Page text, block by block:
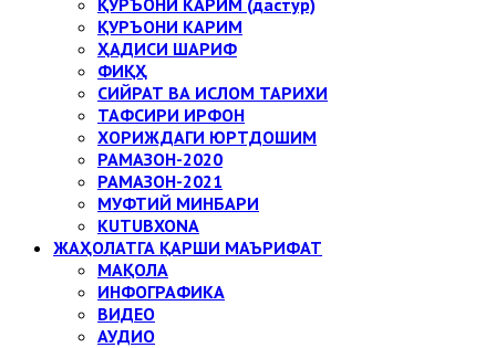
ҚУРЪОНИ КАРИМ (дастур)
ҚУРЪОНИ КАРИМ
ҲАДИСИ ШАРИФ
ФИҚҲ
СИЙРАТ ВА ИСЛОМ ТАРИХИ
ТАФСИРИ ИРФОН
ХОРИЖДАГИ ЮРТДОШИМ
РАМАЗОН-2020
РАМАЗОН-2021
МУФТИЙ МИНБАРИ
KUTUBXONA
ЖАҲОЛАТГА ҚАРШИ МАЪРИФАТ
МАҚОЛА
ИНФОГРАФИКА
ВИДЕО
АУДИО